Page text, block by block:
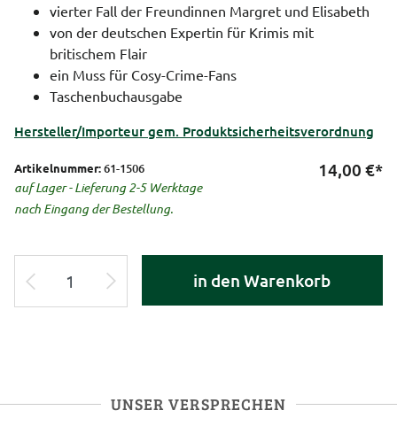
vierter Fall der Freundinnen Margret und Elisabeth
von der deutschen Expertin für Krimis mit
britischem Flair
ein Muss für Cosy-Crime-Fans
Taschenbuchausgabe
Hersteller/Importeur gem. Produktsicherheitsverordnung
Artikelnummer:61-1506
auf Lager - Lieferung 2-5 Werktage
nach Eingang der Bestellung.
14,00 €*
in den Warenkorb
UNSER VERSPRECHEN